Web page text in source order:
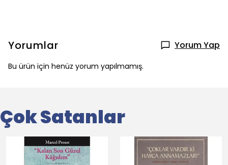
Yorumlar Yorum Yap
Bu ürün için henüz yorum yapılmamış.
Çok Satanlar